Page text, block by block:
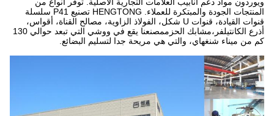
ويوردون مواد دعم أنابيب العلامات التجارية الأصلية. توفر أنواع من
المنتجات الجودة والمبتكرة للعملاء. HENGTONG تصنيع P41 سلسلة
قنوات القيادة، قنوات U شكل، الفولاذ الزاوية، مصالح القناة، أقواس،
أذرع الكانتيلفر،مشابك الحزممصنعنا يقع في ووشي التي تبعد حوالي 130
كم من ميناء شنغهاي، والتي هي مريحة جدا لتسليم البضائع.